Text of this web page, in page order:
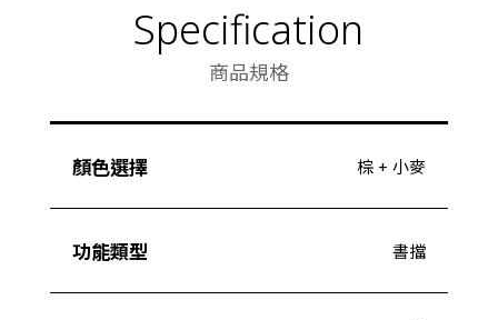
Specification
商品規格
顏色選擇 棕 + 小麥
功能類型 書擋